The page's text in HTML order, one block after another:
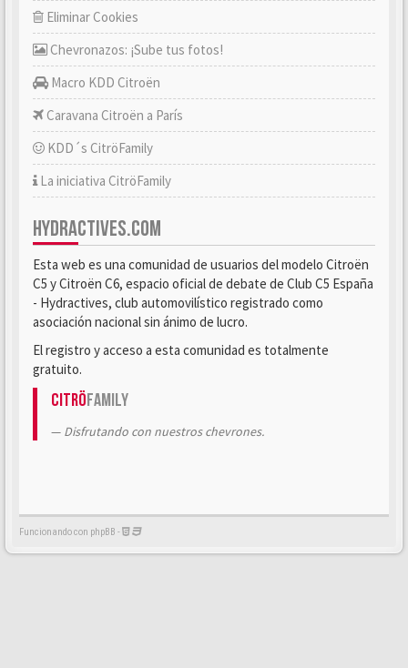
Eliminar Cookies
Chevronazos: ¡Sube tus fotos!
Macro KDD Citroën
Caravana Citroën a París
KDD´s CitröFamily
La iniciativa CitröFamily
HYDRACTIVES.COM
Esta web es una comunidad de usuarios del modelo Citroën
C5 y Citroën C6, espacio oficial de debate de Club C5 España
- Hydractives, club automovilístico registrado como
asociación nacional sin ánimo de lucro.
El registro y acceso a esta comunidad es totalmente
gratuito.
CitröFamily
Disfrutando con nuestros chevrones.
Funcionando con phpBB -